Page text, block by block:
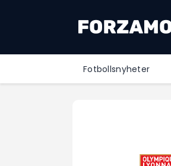
Fotbollsnyheter